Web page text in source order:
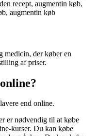
recept, augmentin køb,
augmentin køb
medicin, der køber en
af priser.
end online.
er nødvendig til at købe
kurser. Du kan købe